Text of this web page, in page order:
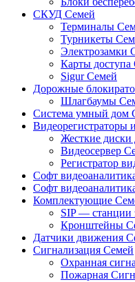
СКУД Семей
Терминалы
Турникеты
Электрозамки
Карты доступа
Sigur Семей
Дорожные
Шлагбаумы
Система умный дом
Видеорегистраторы
Жесткие диски
Видеосервер
Регистратор
Софт
Софт
Комплектующие
SIP — станции
Кронштейны
Датчики движения
Сигнализация Семей
Охранная
Пожарная